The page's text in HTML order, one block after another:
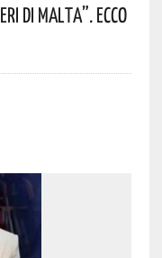
DI MALTA”. Ecco